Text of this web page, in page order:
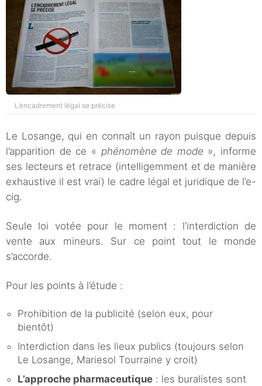
L’encadrement légal se précise
Le Losange, qui en connaît un rayon puisque depuis
l’apparition de ce « phénomène de mode », informe
ses lecteurs et retrace (intelligemment et de manière
exhaustive il est vrai) le cadre légal et juridique de l’e-
cig.
Seule loi votée pour le moment : l’interdiction de
vente aux mineurs. Sur ce point tout le monde
s’accorde.
Pour les points à l’étude :
Prohibition de la publicité (selon eux, pour
bientôt)
Interdiction dans les lieux publics (toujours selon
Le Losange, Mariesol Tourraine y croit)
L’approche pharmaceutique : les buralistes sont